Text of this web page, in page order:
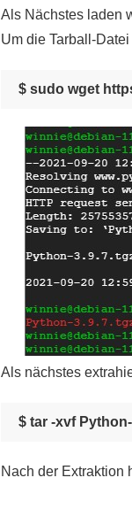
Als Nächstes laden
Um die Tarball-
$ sudo wget
Als nächstes
$ tar -xvf
Nach der Extraktion